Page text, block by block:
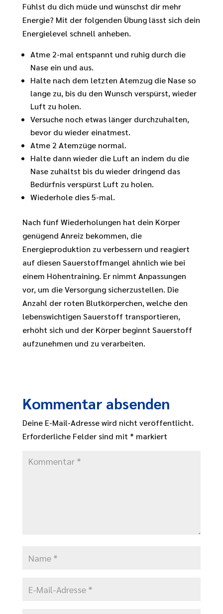
Fühlst du dich müde und wünschst dir mehr
Energie? Mit der folgenden Übung lässt sich dein
Energielevel schnell anheben.
Atme 2-mal entspannt und ruhig durch die
Nase ein und aus.
Halte nach dem letzten Atemzug die Nase so
lange zu, bis du den Wunsch verspürst, wieder
Luft zu holen.
Versuche noch etwas länger durchzuhalten,
bevor du wieder einatmest.
Atme 2 Atemzüge normal.
Halte dann wieder die Luft an indem du die
Nase zuhältst bis du wieder dringend das
Bedürfnis verspürst Luft zu holen.
Wiederhole dies 5-mal.
Nach fünf Wiederholungen hat dein Körper
genügend Anreiz bekommen, die
Energieproduktion zu verbessern und reagiert
auf diesen Sauerstoffmangel ähnlich wie bei
einem Höhentraining. Er nimmt Anpassungen
vor, um die Versorgung sicherzustellen. Die
Anzahl der roten Blutkörperchen, welche den
lebenswichtigen Sauerstoff transportieren,
erhöht sich und der Körper beginnt Sauerstoff
aufzunehmen und zu verarbeiten.
Kommentar absenden
Deine E-Mail-Adresse wird nicht veröffentlicht.
Erforderliche Felder sind mit * markiert